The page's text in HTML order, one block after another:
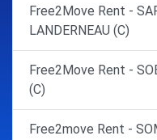
Free2Move Rent -
LANDERNEAU (C)
Free2Move Rent -
(C)
Free2move Rent -